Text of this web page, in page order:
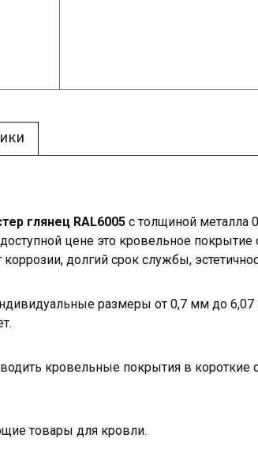
глянец RAL6005 с толщиной металла
цене это кровельное покрытие
долгий срок службы,
размеры от 0,7 мм до 6,07
кровельные покрытия в
товары для кровли.